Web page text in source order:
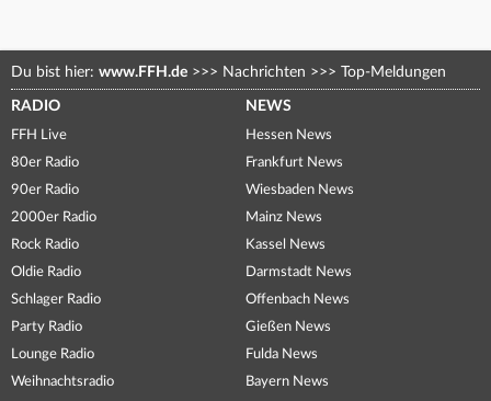
Du bist hier: www.FFH.de >>> Nachrichten >>> Top-Meldungen
RADIO
FFH Live
80er Radio
90er Radio
2000er Radio
Rock Radio
Oldie Radio
Schlager Radio
Party Radio
Lounge Radio
Weihnachtsradio
NEWS
Hessen News
Frankfurt News
Wiesbaden News
Mainz News
Kassel News
Darmstadt News
Offenbach News
Gießen News
Fulda News
Bayern News